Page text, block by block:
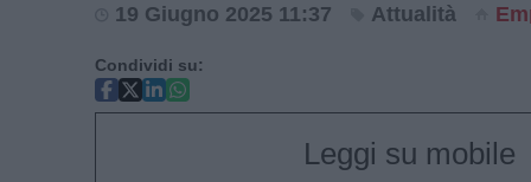
19 Giugno 2025 11:37 Attualità
Condividi su:
Leggi su mobile